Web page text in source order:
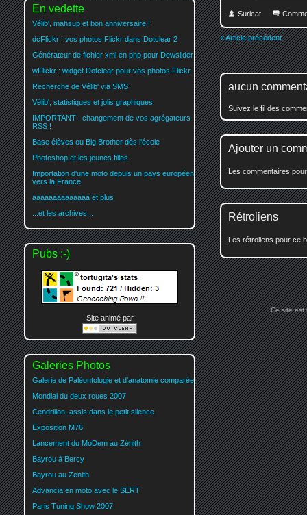
Suricat
« Article précédent
aucun
Suivez le fil des
Ajouter un
Les commentaires
Rétroliens
Les rétroliens pour ce
En vedette
Vélib', mahsup et bon anniversaire !
dcFlickr : vos photos Flickr dans Dotclear 2
Générateur de fichier xml en php pour Dewslider
wFlickr : widget Dotclear pour vos photos Flickr
Recherche de Vélib' via SMS
Vélib', statistiques et jolis graphiques
IMPORTANT : changement de vos agrégateurs
RSS !
Base élèves ou Big Brother dès l'école
Photoshop et les jeunes filles
Importation d'une moto depuis un pays européen
vers la France
aaaaaaaaaaaaaa et plus
...et les archives...
Pubs :-)
Site animé par
Galeries Photos
Galerie de Paléontologie et d'anatomie comparée
Mondial du deux roues 2007
Cendrillon, assis dans le petit silence
Exposition M76
Lancement du MoDem au Zénith
Bayrou à Bercy
Bayrou au Zenith
Advancia en moto avec le SERT
Paris Tuning Show 2007
Ce site est